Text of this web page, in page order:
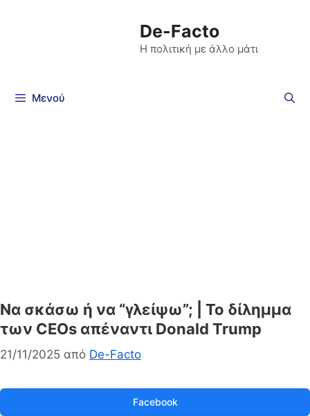
De-Facto
Η πολιτική με άλλο μάτι
Μενού
Να σκάσω ή να “γλείψω”; | Το δίλημμα
των CEOs απέναντι Donald Trump
21/11/2025 από De-Facto
Facebook